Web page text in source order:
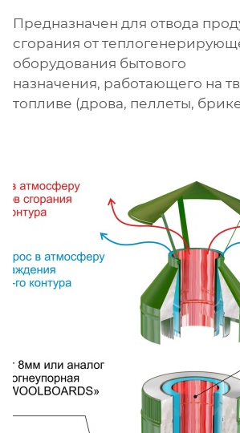
Предназначен для отвода
сгорания от
оборудования бытового
назначения, работающего на
топливе (дрова, пеллеты,